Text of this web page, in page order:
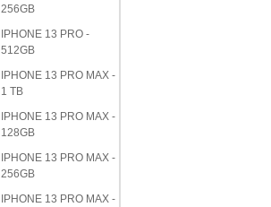
256GB
IPHONE 13 PRO -
512GB
IPHONE 13 PRO MAX -
1 TB
IPHONE 13 PRO MAX -
128GB
IPHONE 13 PRO MAX -
256GB
IPHONE 13 PRO MAX -